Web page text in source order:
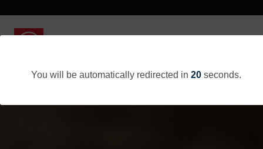
You will be automatically redirected in 20seconds.